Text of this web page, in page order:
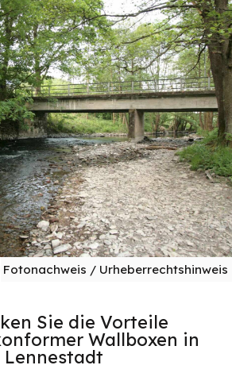
Fotonachweis / Urheberrechtshinweis
Sie die Vorteile
Wallboxen in
Lennestadt